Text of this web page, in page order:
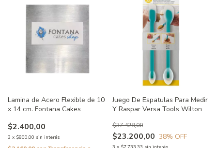
Lamina de Acero Flexible de 10
x 14 cm. Fontana Cakes
$2.400,00
3 x $800,00 sin interés
Juego De Espatulas Para Medir
Y Raspar Versa Tools Wilton
$23.200,00
$37.428,00
38% OFF